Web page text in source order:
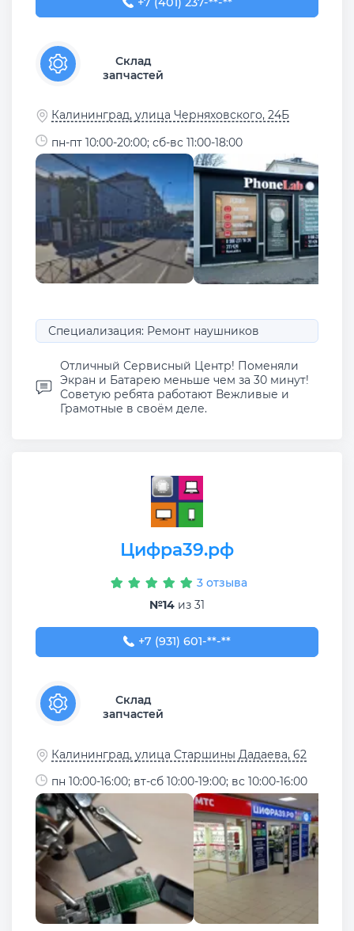
Склад
запчастей
Калининград, улица Черняховского, 24Б
пн-пт 10:00-20:00; сб-вс 11:00-18:00
Специализация: Ремонт наушников
Отличный Сервисный Центр! Поменяли
Экран и Батарею меньше чем за 30 минут!
Советую ребята работают Вежливые и
Грамотные в своём деле.
Цифра39.рф
3 отзыва
№14 из 31
+7 (931) 601-33-33
+7 (931) 601-**-**
Склад
запчастей
Калининград, улица Старшины Дадаева, 62
пн 10:00-16:00; вт-сб 10:00-19:00; вс 10:00-16:00